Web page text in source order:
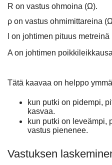
R on vastus ohmoina (Ω).
ρ on vastus ohmimittareina
l on johtimen pituus metreinä
A on johtimen
Tätä kaavaa on helppo
kun putki on pidempi,
kasvaa.
kun putki on leveämpi,
vastus pienenee.
Vastuksen